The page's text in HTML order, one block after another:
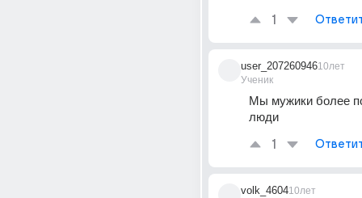
1
user_207260946
Ученик
10лет
Мы мужики более
люди
1
volk_460410лет